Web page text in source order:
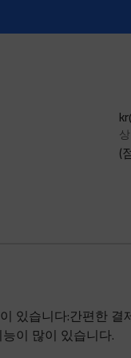
(
있습니다:간편한 결
이 많이 있습니다.